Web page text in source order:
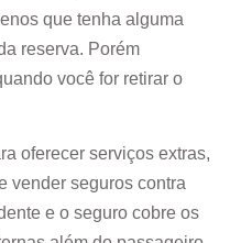
que tenha alguma
reserva. Porém
você for retirar o
oferecer serviços extras,
vender seguros contra
e o seguro cobre os